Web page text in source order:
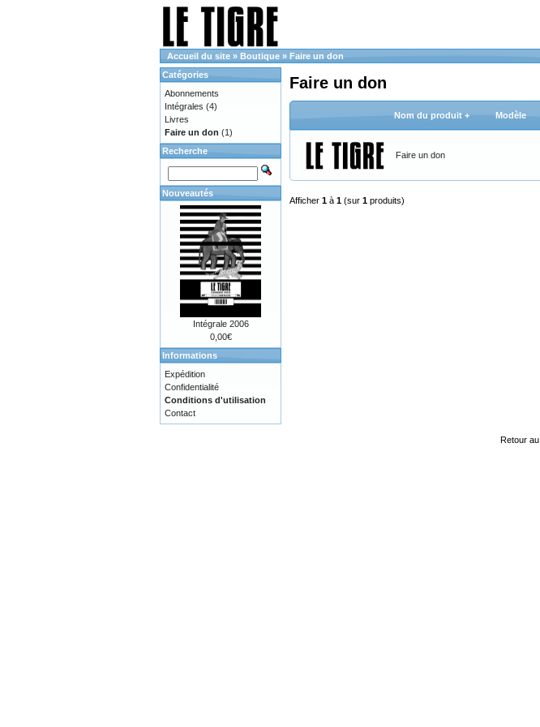
Accueil du site » Boutique » Faire un don
Faire un don
Nom du produit + Modèle
Faire un don
Afficher 1 à 1 (sur 1 produits)
Catégories
Abonnements
Intégrales (4)
Livres
Faire un don (1)
Recherche
Nouveautés
Intégrale 2006
0,00€
Informations
Expédition
Confidentialité
Conditions d'utilisation
Contact
Retour au